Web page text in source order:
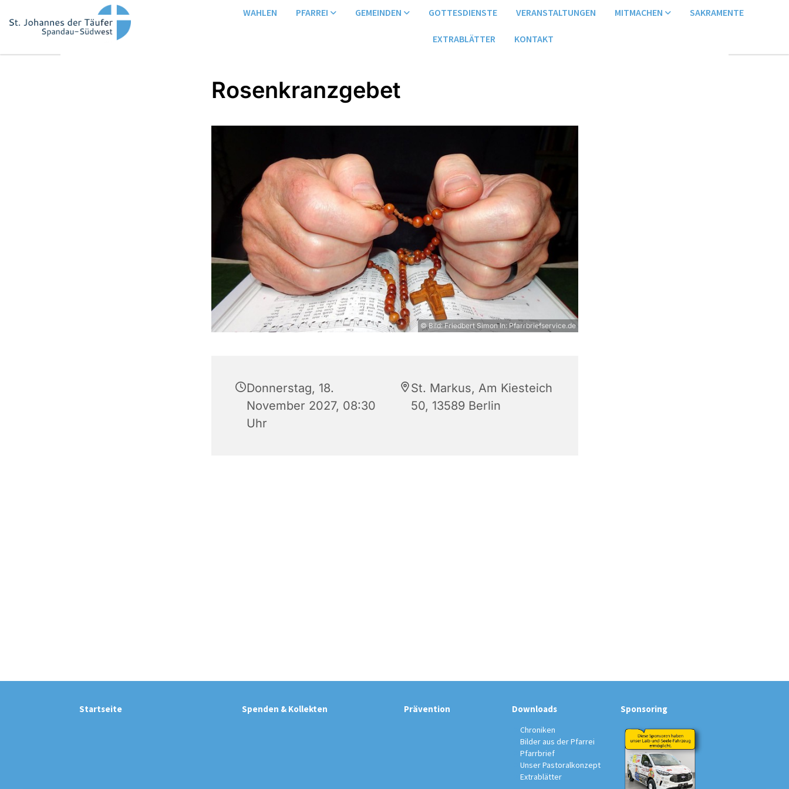
WAHLEN PFARREI GEMEINDEN GOTTESDIENSTE VERANSTALTUNGEN MITMACHEN SAKRAMENTE
EXTRABLÄTTER KONTAKT
Rosenkranzgebet
© Bild: Friedbert Simon In: Pfarrbriefservice.de
Donnerstag, 18.
November 2027, 08:30
Uhr
St. Markus, Am Kiesteich
50, 13589 Berlin
Startseite Spenden & Kollekten Prävention Downloads
Chroniken
Bilder aus der Pfarrei
Pfarrbrief
Unser Pastoralkonzept
Extrablätter
Sponsoring